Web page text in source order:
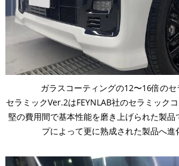
ガラスコーティングの12〜16倍の
セラミックVer.2はFEYNLAB社のセラミック
堅の費用間で基本性能を磨き上げられた製品
プによって更に熟成された製品へ進